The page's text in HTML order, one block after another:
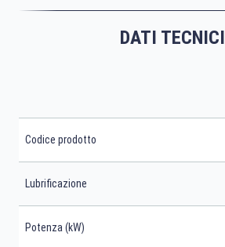
DATI TECNICI
Codice prodotto
Lubrificazione
Potenza (kW)